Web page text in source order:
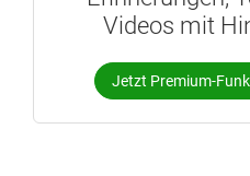
Videos mit
Jetzt Premium-